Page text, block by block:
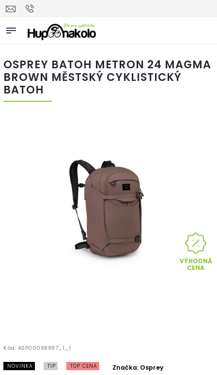
OSPREY BATOH METRON 24 MAGMA
BROWN MĚSTSKÝ CYKLISTICKÝ
BATOH
VÝHODNÁ
CENA
Kód: ASP00098987_1_1
NOVINKA TIP TOP CENA Značka: Osprey